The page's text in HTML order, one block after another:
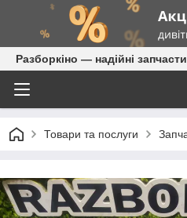
Разборкіно — надійні
Товари та послуги